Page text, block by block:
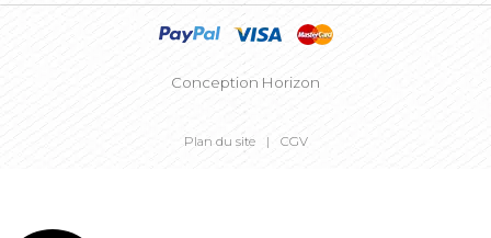
Conception Horizon
Plan du site CGV